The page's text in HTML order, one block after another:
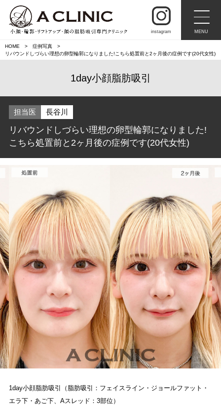
instagram MENU
HOME
症例写真
リバウンドしづらい理想の卵型輪郭になりました!こちら処置前と2ヶ月後の症例です(20代女性)
1day小顔脂肪吸引
担当医 長谷川
リバウンドしづらい理想の卵型輪郭になりました!
こちら処置前と2ヶ月後の症例です(20代女性)
1day小顔脂肪吸引（脂肪吸引：フェイスライン・ジョールファット・
エラ下・あご下、Aスレッド：3部位）